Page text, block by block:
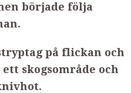
började följa
på flickan och
skogsområde och